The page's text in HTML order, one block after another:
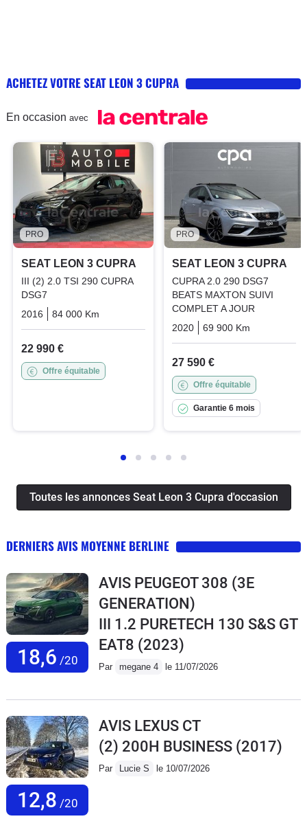
ACHETEZ VOTRE SEAT LEON 3 CUPRA
En occasion avec
PRO
SEAT LEON 3 CUPRA
III (2) 2.0 TSI 290 CUPRA
DSG7
2016
84 000 Km Essence
22 990 €
Offre équitable
PRO
SEAT LEON 3 CUPRA
CUPRA 2.0 290 DSG7
BEATS MAXTON SUIVI
COMPLET A JOUR
2020
69 900 Km
27 590 €
Offre équitable
Garantie 6 mois
Toutes les annonces Seat Leon 3 Cupra d'occasion
DERNIERS AVIS MOYENNE BERLINE
18,6 /20
AVIS PEUGEOT 308 (3E
GENERATION)
III 1.2 PURETECH 130 S&S GT
EAT8 (2023)
Par megane 4 le 11/07/2026
12,8 /20
AVIS LEXUS CT
(2) 200H BUSINESS (2017)
Par Lucie S le 10/07/2026